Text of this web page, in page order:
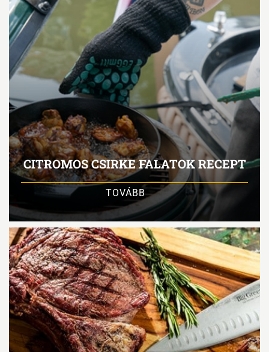
CITROMOS CSIRKE FALATOK RECEPT
TOVÁBB